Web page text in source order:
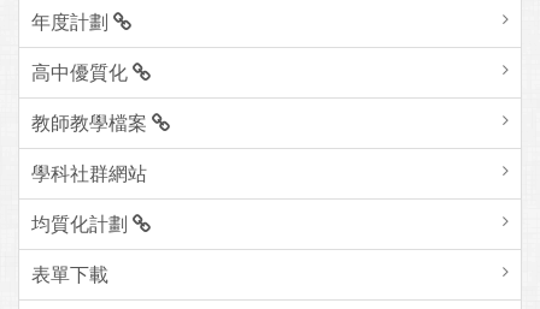
年度計劃
高中優質化
教師教學檔案
學科社群網站
均質化計劃
表單下載